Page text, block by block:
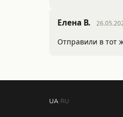
Елена В.
Отправили в тот
UA RU